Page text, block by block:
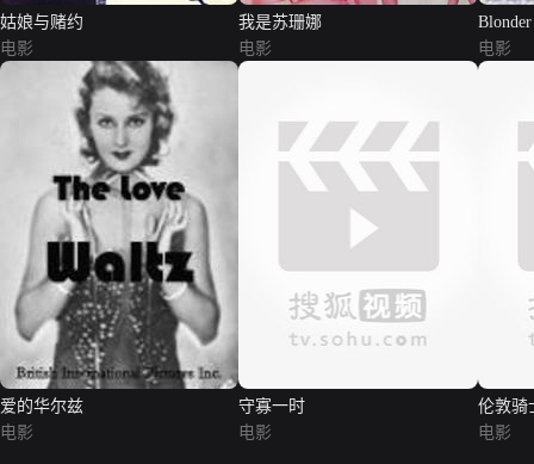
姑娘与赌约
电影
我是苏珊娜
电影
电影
爱的华尔兹
电影
守寡一时
电影
伦敦骑
电影